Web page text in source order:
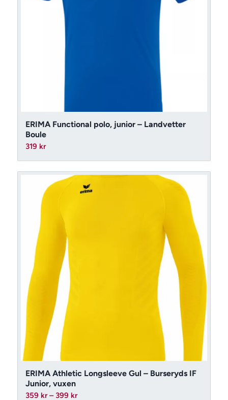
ERIMA Functional polo, junior – Landvetter
Boule
319 kr
ERIMA Athletic Longsleeve Gul – Burseryds IF
Junior, vuxen
359 kr – 399 krPrisintervall: